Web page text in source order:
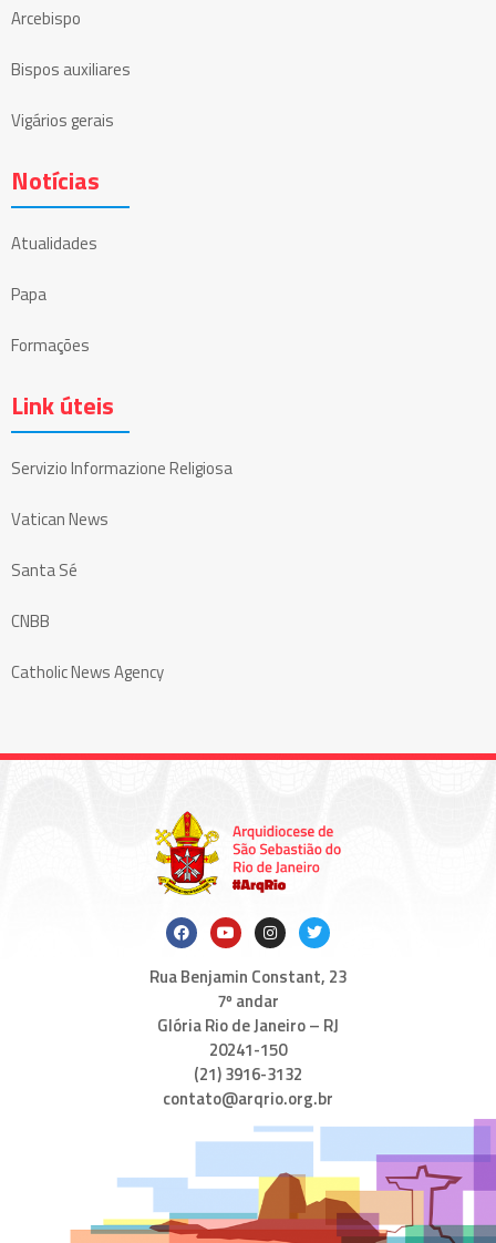
Arcebispo
Bispos auxiliares
Vigários gerais
Notícias
Atualidades
Papa
Formações
Link úteis
Servizio Informazione Religiosa
Vatican News
Santa Sé
CNBB
Catholic News Agency
Rua Benjamin Constant, 23
7º andar
Glória Rio de Janeiro – RJ
20241-150
(21) 3916-3132
contato@arqrio.org.br